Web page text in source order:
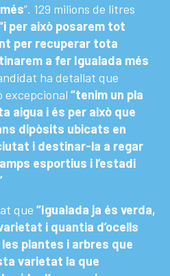
”. 129 milions de litres
per això posarem tot
per recuperar tota
a fer Igualada més
ha detallat que
excepcional “tenim un pla
aigua i és per això que
dipòsits ubicats en
i destinar-la a regar
esportius i l’estadi
que “Igualada ja és verda,
i quantia d’ocells
plantes i arbres que
varietat la que